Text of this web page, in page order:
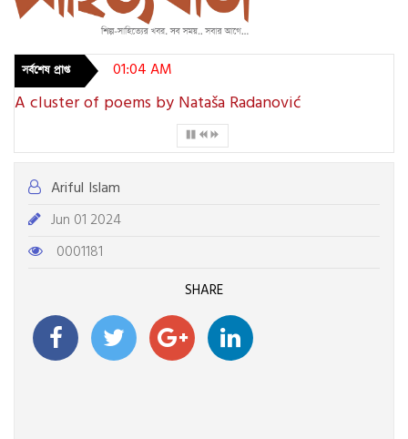
সর্বশেষ প্রাপ্ত 01:04 AM
A cluster of poems by Nataša Radanović
Ariful Islam
Jun 01 2024
0001181
SHARE